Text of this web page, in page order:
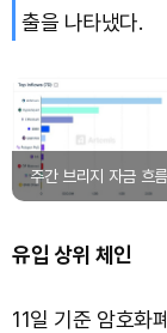
출을 나타냈다.
주간 브리지 자금 흐
유입 상위 체인
11일 기준 암호화